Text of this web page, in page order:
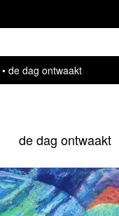
de dag ontwaakt
de dag ontwaakt